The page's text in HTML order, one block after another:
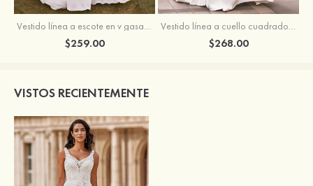
Vestido línea a escote en v gasa cola de barrido vestido de novia
$259.00
Vestido línea a cuello cuadrado crepé elástico cola de barrido vestido de novia
$268.00
VISTOS RECIENTEMENTE